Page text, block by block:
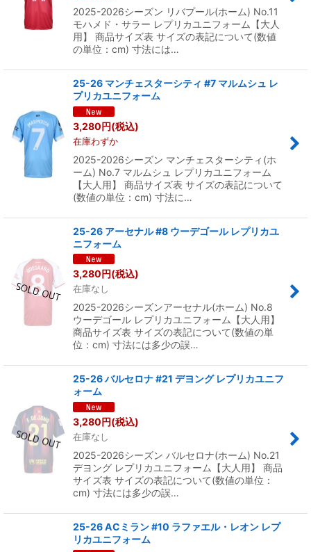
2025-2026シーズン リバプール(ホーム) No.11
モハメド・サラー レプリカユニフォーム【大人
用】 商品サイズ表 サイズの表記について(数値
の単位：cm) 寸法には…
25-26 マンチェスターシティ #7 マルムシュ レ
プリカユニフォーム
3,280円(税込)
在庫わずか
2025-2026シーズン マンチェスターシティ(ホ
ーム) No.7 マルムシュ レプリカユニフォーム
【大人用】 商品サイズ表 サイズの表記について
(数値の単位：cm) 寸法に…
25-26 アーセナル #8 ウーデゴール レプリカユ
ニフォーム
3,280円(税込)
在庫なし
2025-2026シーズンアーセナル(ホーム) No.8
ウーデゴール レプリカユニフォーム【大人用】
商品サイズ表 サイズの表記について(数値の単
位：cm) 寸法には多少の誤…
25-26 バルセロナ #21 デヨング レプリカユニフ
ォーム
3,280円(税込)
在庫なし
2025-2026シーズン バルセロナ(ホーム) No.21
デヨング レプリカユニフォーム【大人用】 商品
サイズ表 サイズの表記について(数値の単位：
cm) 寸法には多少の誤…
25-26 ACミラン #10 ラファエル・レオン レプ
リカユニフォーム